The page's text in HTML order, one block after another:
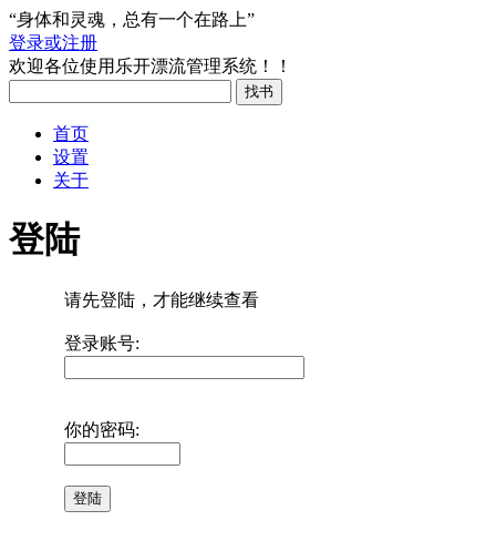
“身体和灵魂，总有一个在路上”
登录或注册
欢迎各位使用乐开漂流管理系统！！
首页
设置
关于
登陆
请先登陆，才能继续查看
登录账号:
你的密码: